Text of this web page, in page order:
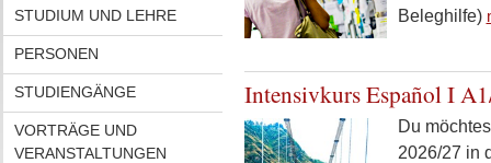
STUDIUM UND LEHRE
PERSONEN
STUDIENGÄNGE
VORTRÄGE UND
VERANSTALTUNGEN
Beleghilfe)
Intensivkurs Español I
Du
2026/27 in